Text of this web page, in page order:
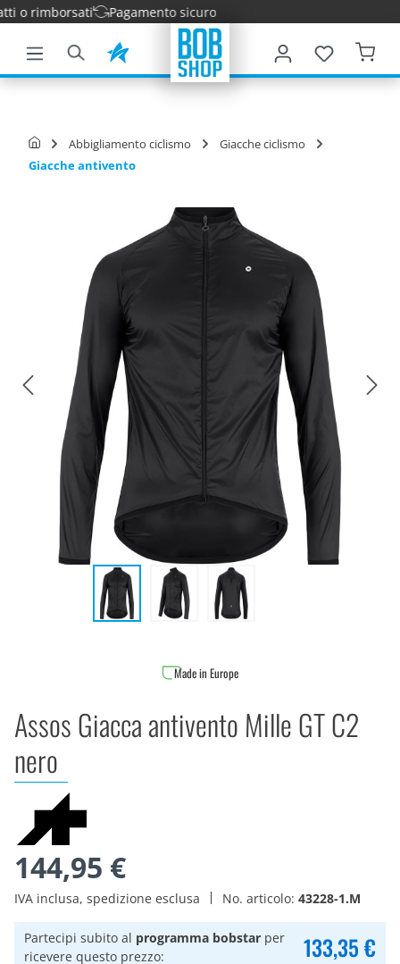
principale
rimborsati Pagamento sicuro
Abbigliamento ciclismo
Giacche ciclismo
Giacche antivento
Made in Europe
Assos Giacca antivento Mille GT C2
nero
144,95 €
IVA inclusa, spedizione esclusa No. articolo: 43228-1.M
Partecipi subito al programma bobstar per
ricevere questo prezzo:
133,35 €